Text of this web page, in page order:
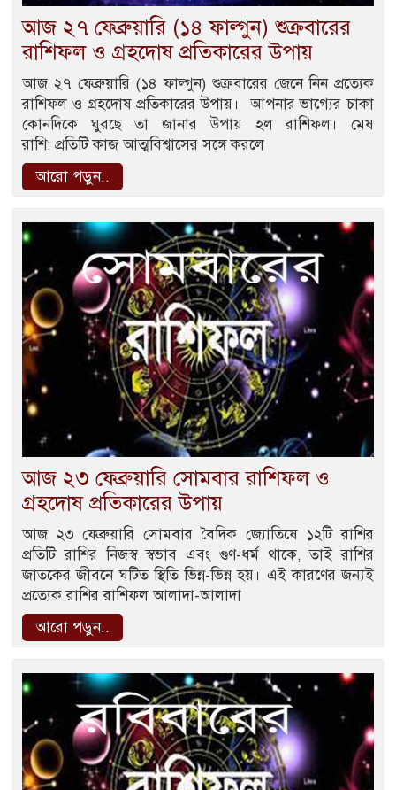
আজ ২৭ ফেব্রুয়ারি (১৪ ফাল্গুন) শুক্রবারের
রাশিফল ও গ্রহদোষ প্রতিকারের উপায়
আজ ২৭ ফেব্রুয়ারি (১৪ ফাল্গুন) শুক্রবারের জেনে নিন প্রত্যেক
রাশিফল ও গ্রহদোষ প্রতিকারের উপায়। আপনার ভাগ্যের চাকা
কোনদিকে ঘুরছে তা জানার উপায় হল রাশিফল। মেষ
রাশি: প্রতিটি কাজ আত্মবিশ্বাসের সঙ্গে করলে
আরো পড়ুন..
আজ ২৩ ফেব্রুয়ারি সোমবার রাশিফল ও
গ্রহদোষ প্রতিকারের উপায়
আজ ২৩ ফেব্রুয়ারি সোমবার বৈদিক জ্যোতিষে ১২টি রাশির
প্রতিটি রাশির নিজস্ব স্বভাব এবং গুণ-ধর্ম থাকে, তাই রাশির
জাতকের জীবনে ঘটিত স্থিতি ভিন্ন-ভিন্ন হয়। এই কারণের জন্যই
প্রত্যেক রাশির রাশিফল আলাদা-আলাদা
আরো পড়ুন..